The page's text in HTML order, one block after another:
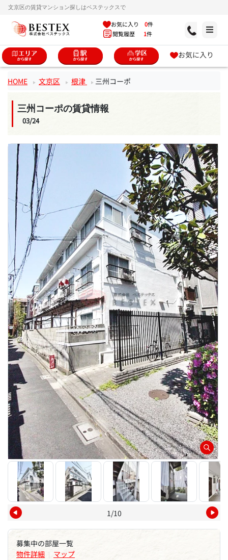
文京区の賃貸マンション探しはベステックスで
お気に入り 0件
閲覧履歴 1件
お気に入り
HOME 文京区 根津 三州コーポ
三州コーポの賃貸情報
03/24
1/10
募集中の部屋一覧
物件詳細 | マップ